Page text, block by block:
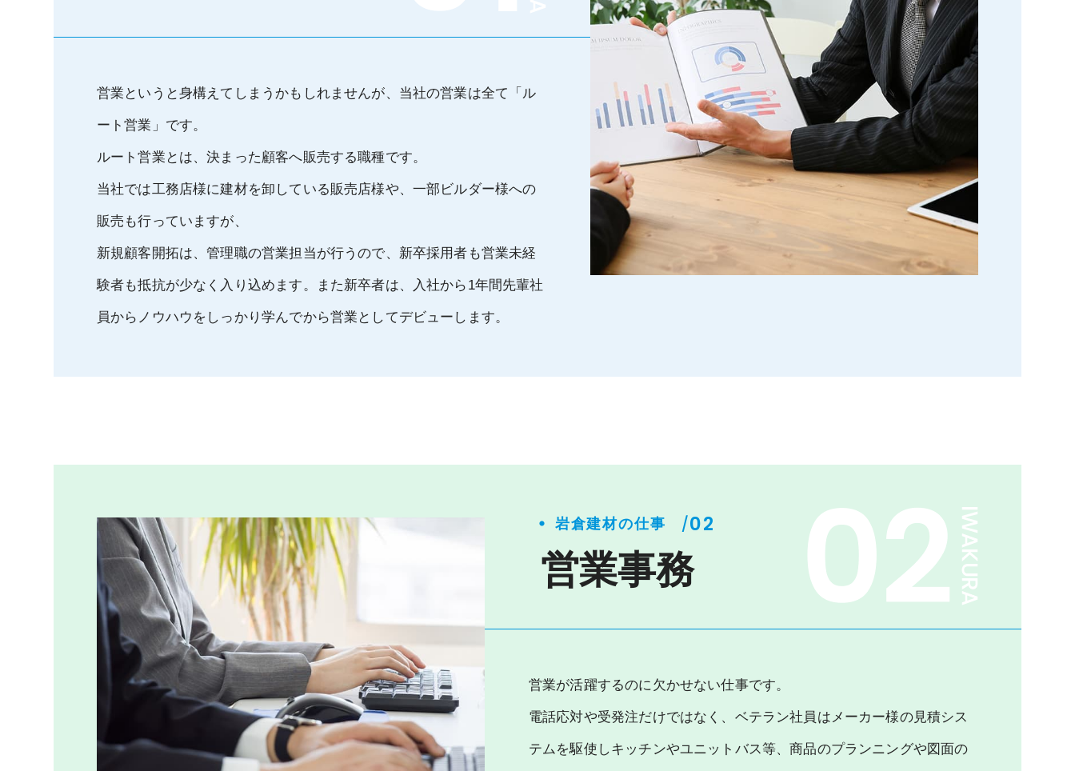
営業というと身構えてしまうかもしれませんが、当社の営業は全て「ル
ート営業」です。
ルート営業とは、決まった顧客へ販売する職種です。
当社では工務店様に建材を卸している販売店様や、一部ビルダー様への
販売も行っていますが、
新規顧客開拓は、管理職の営業担当が行うので、新卒採用者も営業未経
験者も抵抗が少なく入り込めます。また新卒者は、入社から1年間先輩社
員からノウハウをしっかり学んでから営業としてデビューします。
・ 岩倉建材の仕事 /02
営業事務
営業が活躍するのに欠かせない仕事です。
電話応対や受発注だけではなく、ベテラン社員はメーカー様の見積シス
テムを駆使しキッチンやユニットバス等、商品のプランニングや図面の